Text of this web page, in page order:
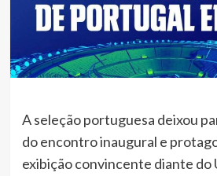
A seleção portuguesa deixou
do encontro inaugural e
exibição convincente diante do